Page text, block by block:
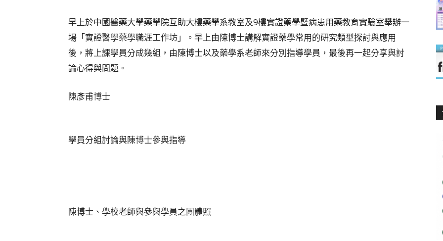
早上於中國醫藥大學藥學院互助大樓藥學系教室及9樓實證藥學暨病患用藥教育實驗室舉辦一
場「實證醫學藥學職涯工作坊」。早上由陳博士講解實證藥學常用的研究類型探討與應用
後，將上課學員分成幾組，由陳博士以及藥學系老師來分別指導學員，最後再一起分享與討
論心得與問題。
陳彥甫博士
學員分組討論與陳博士參與指導
陳博士、學校老師與參與學員之團體照